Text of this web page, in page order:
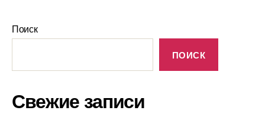
Поиск
ПОИСК
Свежие записи